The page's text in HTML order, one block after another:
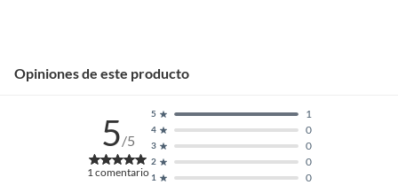
Opiniones de este producto
5/5
1 comentario 1 0
2 0
3 0
4 0
5 1